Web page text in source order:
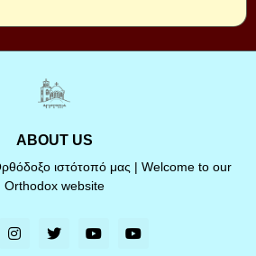
ABOUT US
ιστότοπό μας | Welcome to our
Orthodox website